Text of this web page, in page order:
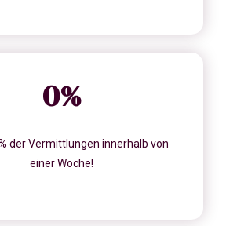
0%
der Vermittlungen innerhalb von
einer Woche!